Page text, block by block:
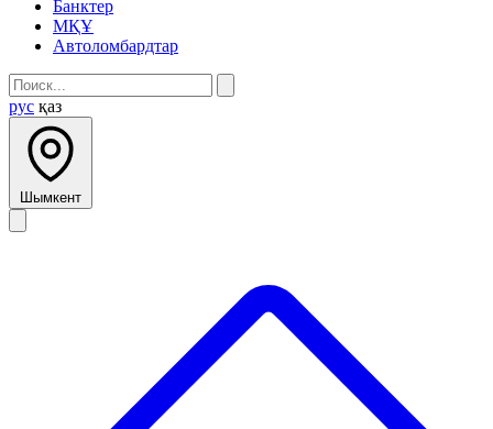
Банктер
МҚҰ
Автоломбардтар
рус қаз
Шымкент